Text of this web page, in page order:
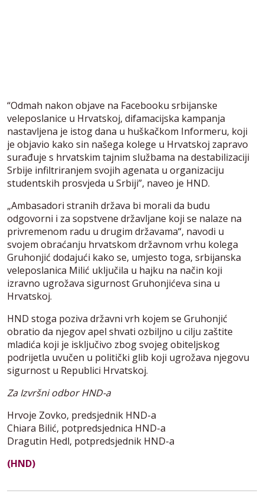
“Odmah nakon objave na Facebooku srbijanske
veleposlanice u Hrvatskoj, difamacijska kampanja
nastavljena je istog dana u huškačkom Informeru, koji
je objavio kako sin našega kolege u Hrvatskoj zapravo
surađuje s hrvatskim tajnim službama na destabilizaciji
Srbije infiltriranjem svojih agenata u organizaciju
studentskih prosvjeda u Srbiji”, naveo je HND.
„Ambasadori stranih država bi morali da budu
odgovorni i za sopstvene državljane koji se nalaze na
privremenom radu u drugim državama“, navodi u
svojem obraćanju hrvatskom državnom vrhu kolega
Gruhonjić dodajući kako se, umjesto toga, srbijanska
veleposlanica Milić uključila u hajku na način koji
izravno ugrožava sigurnost Gruhonjićeva sina u
Hrvatskoj.
HND stoga poziva državni vrh kojem se Gruhonjić
obratio da njegov apel shvati ozbiljno u cilju zaštite
mladića koji je isključivo zbog svojeg obiteljskog
podrijetla uvučen u politički glib koji ugrožava njegovu
sigurnost u Republici Hrvatskoj.
Za Izvršni odbor HND-a
Hrvoje Zovko, predsjednik HND-a
Chiara Bilić, potpredsjednica HND-a
Dragutin Hedl, potpredsjednik HND-a
(HND)